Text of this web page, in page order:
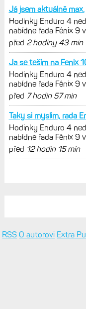
Fénix 9
Live
sporty.
jedním
trénink
v